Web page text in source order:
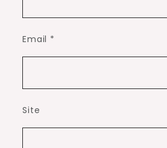
Email *
Site